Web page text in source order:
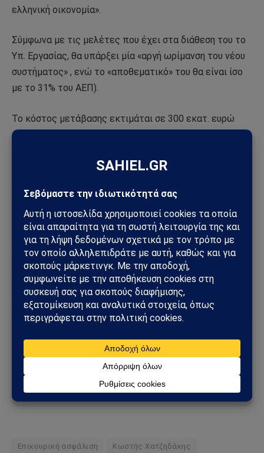
ελληνική οικονομία».
Σύμφωνα με τις μελέτες που έχει στα διάθεση του το
Υπ. Εργασίας, θα υπάρξει μία «αργή ωρίμανση του νέου
συστήματος» , ενώ το «αποθεματικό» του θα είναι ίσο
με το 31% του ΑΕΠ).
Το κόστος μετάβασης εκτιμάται σε 300 εκατ. ευρώ
-κατά μέσο όρο- κάθε χρόνο για την πρώτη δεκαετία
«αύξηση των εγχώριων επενδύσεων κατά 0,6% ΑΕΠ
ΑΕΠ 6-7% το 2070».
ΠΗΓΗ]
Πρόσθεσε το Sahiel ως προτιμώμενη πηγή για να λαμβάνεις
πρώτος τις σημαντικότερες ειδήσεις και αναλύσεις.
Add as a preferred source
Επικουρική ασφάλιση Κωστής Χατζηδάκης